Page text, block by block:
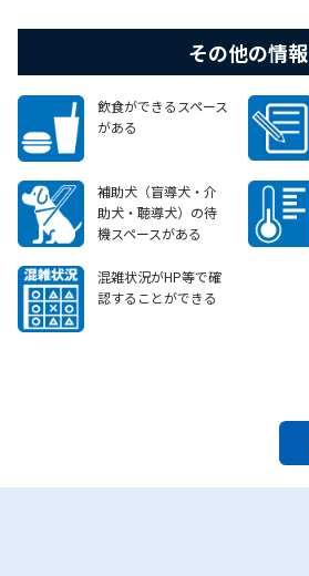
その他の情報
飲食ができるスペース
がある
補助犬（盲導犬・介
助犬・聴導犬）の待
機スペースがある
混雑状況がHP等で確
認することができる